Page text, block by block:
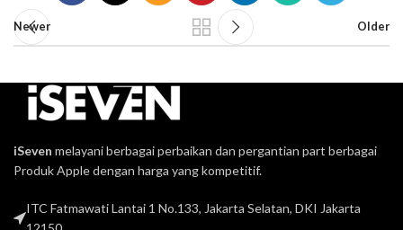
Newer Older
iSeven melayani berbagai perbaikan dan pergantian part berbagai
Produk Apple dengan harga yang kompetitif.
ITC Fatmawati Lantai 1 No.133, Jakarta Selatan, DKI Jakarta